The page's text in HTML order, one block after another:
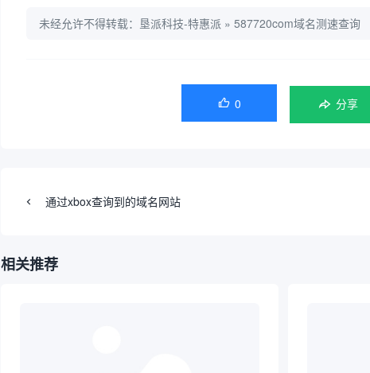
未经允许不得转载： 垦派科技-特惠派 » 587720com域名测速查询
 0 分享
通过xbox查询到的域名网站
相关推荐